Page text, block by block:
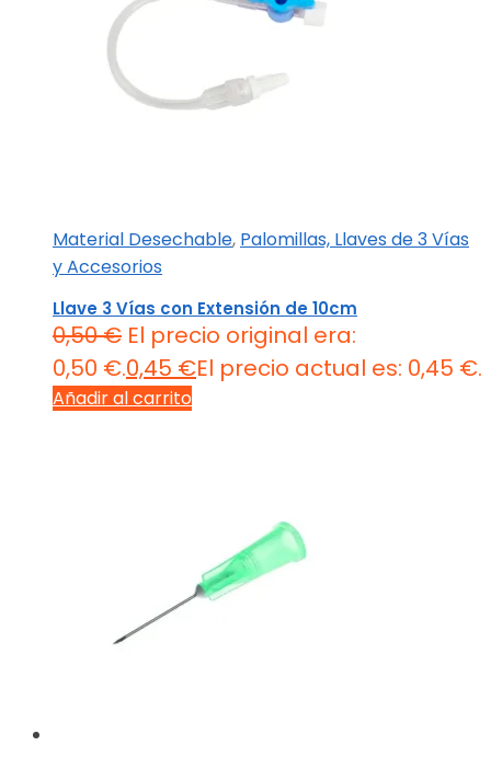
Material Desechable, Palomillas, Llaves de 3 Vías
y Accesorios
Llave 3 Vías con Extensión de 10cm
0,50€ El precio original era:
0,50 €.0,45 €El precio actual es: 0,45 €.
Añadir al carrito